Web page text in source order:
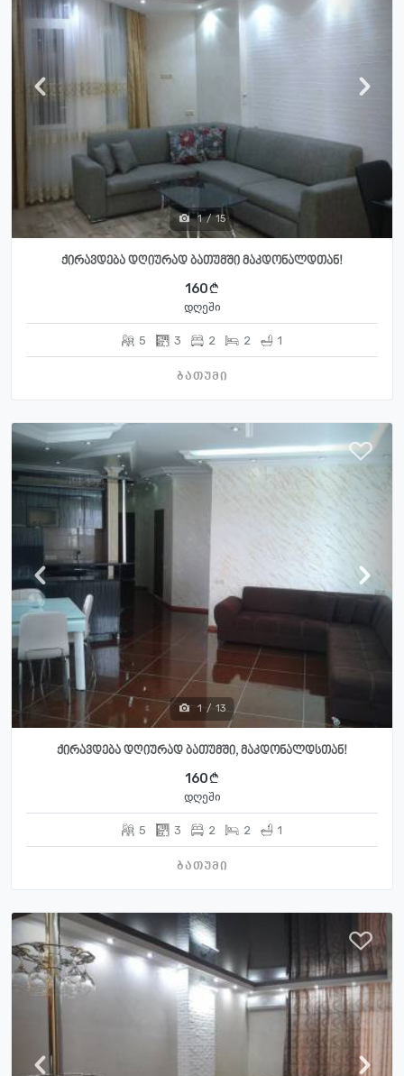
1 / 15
ქირავდება დღიურად ბათუმში მაკდონალდთან!
160
დღეში
5 3 2 2 1
ბათუმი
1 / 13
ქირავდება დღიურად ბათუმში, მაკდონალდსთან!
160
დღეში
5 3 2 2 1
ბათუმი